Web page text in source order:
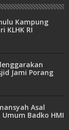
Kampung
KLHK RI
Jami Porang
Asal
Badko HMI